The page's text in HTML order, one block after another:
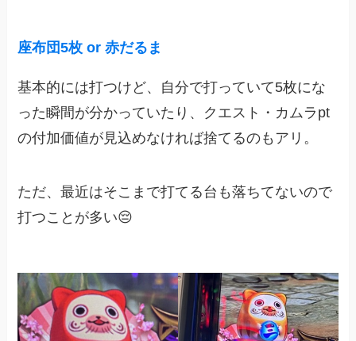
座布団5枚 or 赤だるま
基本的には打つけど、自分で打っていて5枚にな
った瞬間が分かっていたり、クエスト・カムラpt
の付加価値が見込めなければ捨てるのもアリ。
ただ、最近はそこまで打てる台も落ちてないので
打つことが多い😔